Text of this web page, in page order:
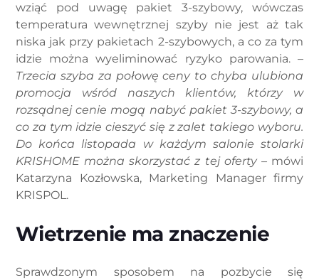
wziąć pod uwagę pakiet 3-szybowy, wówczas
temperatura wewnętrznej szyby nie jest aż tak
niska jak przy pakietach 2-szybowych, a co za tym
idzie można wyeliminować ryzyko parowania. –
Trzecia szyba za połowę ceny to chyba ulubiona
promocja wśród naszych klientów, którzy w
rozsądnej cenie mogą nabyć pakiet 3-szybowy, a
co za tym idzie cieszyć się z zalet takiego wyboru.
Do końca listopada w każdym salonie stolarki
KRISHOME można skorzystać z tej oferty –mówi
Katarzyna Kozłowska, Marketing Manager firmy
KRISPOL.
Wietrzenie ma znaczenie
Sprawdzonym sposobem na pozbycie się